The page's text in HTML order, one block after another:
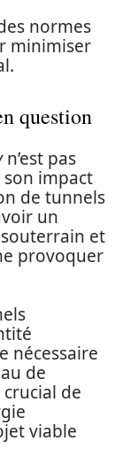
normes
minimiser
question
n’est pas
son impact
de tunnels
un
et
provoquer
nécessaire
de
de
viable